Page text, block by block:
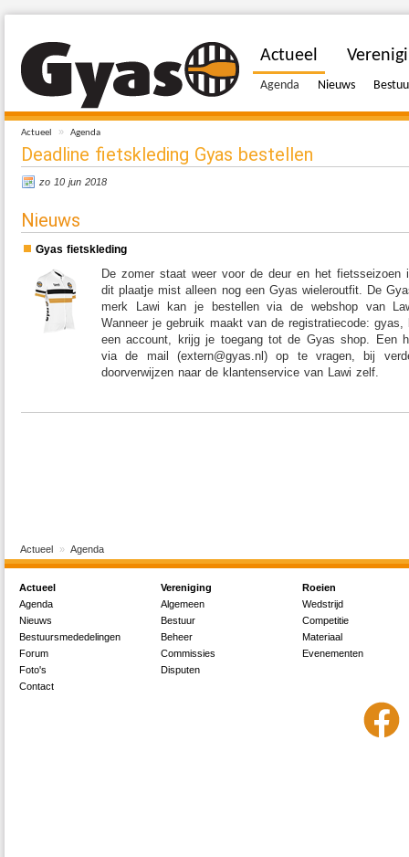
Actueel » Agenda
Actueel
Agenda Nieuws
Deadline fietskleding Gyas bestellen
zo 10 jun 2018
Nieuws
Gyas fietskleding
De zomer staat weer voor de deur en het
dit plaatje mist alleen nog een Gyas wieleroutfit. De
merk Lawi kan je bestellen via de webshop van
Wanneer je gebruik maakt van de registratiecode:
een account, krijg je toegang tot de Gyas shop. Een
via de mail (extern@gyas.nl) op te vragen, bij
doorverwijzen naar de klantenservice van Lawi zelf.
Actueel Agenda
Actueel
Agenda
Nieuws
Bestuursmededelingen
Forum
Foto's
Contact
Vereniging
Algemeen
Bestuur
Beheer
Commissies
Disputen
Roeien
Wedstrijd
Competitie
Materiaal
Evenementen